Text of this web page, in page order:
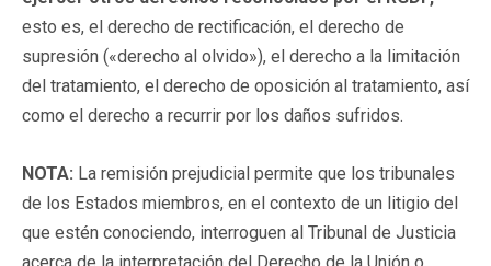
esto es, el derecho de rectificación, el derecho de
supresión («derecho al olvido»), el derecho a la limitación
del tratamiento, el derecho de oposición al tratamiento, así
como el derecho a recurrir por los daños sufridos.
NOTA: La remisión prejudicial permite que los tribunales
de los Estados miembros, en el contexto de un litigio del
que estén conociendo, interroguen al Tribunal de Justicia
acerca de la interpretación del Derecho de la Unión o